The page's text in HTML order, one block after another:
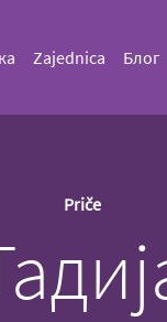
Zajednica Блог
Priče